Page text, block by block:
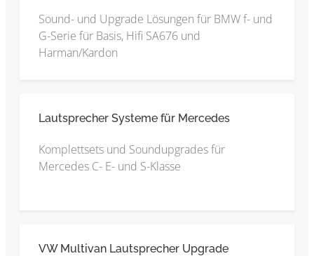
Sound- und Upgrade Lösungen für BMW f- und
G-Serie für Basis, Hifi SA676 und
Harman/Kardon
Lautsprecher Systeme für Mercedes
Komplettsets und Soundupgrades für
Mercedes C- E- und S-Klasse
VW Multivan Lautsprecher Upgrade